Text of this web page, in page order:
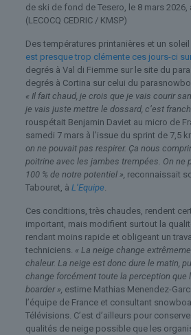
de ski de fond de Tesero, le 8 mars 2026,
(LECOCQ CEDRIC / KMSP)
Des températures printanières et un
est presque trop clémente ces jours-ci
degrés à Val di Fiemme sur le site du
degrés à Cortina sur celui du
« Il fait chaud, je crois que je vais courir
je vais juste mettre le dossard, c’est
rouspétait Benjamin Daviet au micro de
samedi 7 mars à l’issue du sprint de 7,5
on ne pouvait pas respirer. Ça nous
poitrine avec les jambes trempées. On ne
100 % de notre potentiel », reconnaissait
Tabouret, à L’Equipe
Ces conditions, très chaudes, rendent
important, mais modifient surtout la
rendant moins rapide et obligeant un
techniciens. « La neige change
chaleur. La neige est donc dure le matin,
change forcément toute la perception que
boarder », estime Mathias Menendez-
l’équipe de France et consultant
Télévisions. C’est d’ailleurs pour
qualités de neige possible que les